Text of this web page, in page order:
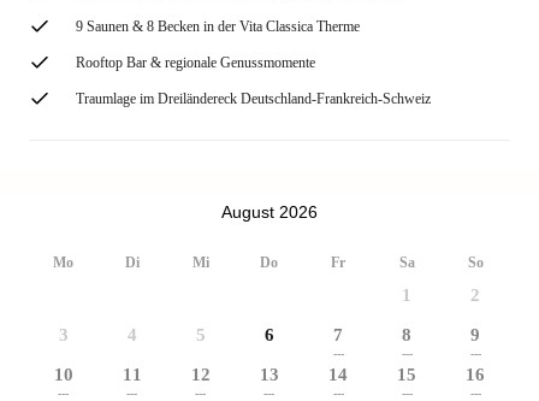
9 Saunen & 8 Becken in der Vita Classica Therme
Rooftop Bar & regionale Genussmomente
Traumlage im Dreiländereck Deutschland-Frankreich-Schweiz
August 2026
Mo Di Mi Do Fr Sa So
1 2
3 4 5 6 7
---
8
---
9
---
10
---
11
---
12
---
13
---
14
---
15
---
16
---